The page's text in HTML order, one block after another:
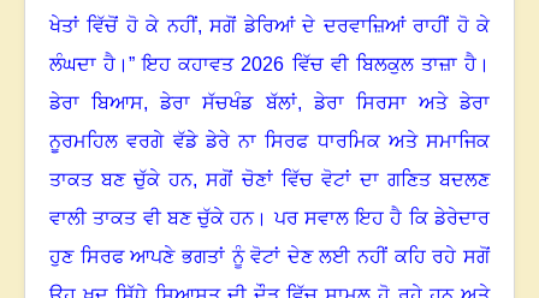
ਖੇਤਾਂ ਵਿੱਚੋਂ ਹੋ ਕੇ ਨਹੀਂ,ਸਗੋਂ ਡੇਰਿਆਂ ਦੇ ਦਰਵਾਜ਼ਿਆਂ ਰਾਹੀਂ ਹੋ ਕੇ
ਲੰਘਦਾ ਹੈ।” ਇਹ ਕਹਾਵਤ 2026 ਵਿੱਚ ਵੀ ਬਿਲਕੁਲ ਤਾਜ਼ਾ ਹੈ।
ਡੇਰਾ ਬਿਆਸ,ਡੇਰਾ ਸੱਚਖੰਡ ਬੱਲਾਂ,ਡੇਰਾ ਸਿਰਸਾ ਅਤੇ ਡੇਰਾ
ਨੂਰਮਹਿਲ ਵਰਗੇ ਵੱਡੇ ਡੇਰੇ ਨਾ ਸਿਰਫ ਧਾਰਮਿਕ ਅਤੇ ਸਮਾਜਿਕ
ਤਾਕਤ ਬਣ ਚੁੱਕੇ ਹਨ,ਸਗੋਂ ਚੋਣਾਂ ਵਿੱਚ ਵੋਟਾਂ ਦਾ ਗਣਿਤ ਬਦਲਣ
ਵਾਲੀ ਤਾਕਤ ਵੀ ਬਣ ਚੁੱਕੇ ਹਨ। ਪਰ ਸਵਾਲ ਇਹ ਹੈ ਕਿ ਡੇਰੇਦਾਰ
ਹੁਣ ਸਿਰਫ ਆਪਣੇ ਭਗਤਾਂ ਨੂੰ ਵੋਟਾਂ ਦੇਣ ਲਈ ਨਹੀਂ ਕਹਿ ਰਹੇ ਸਗੋਂ